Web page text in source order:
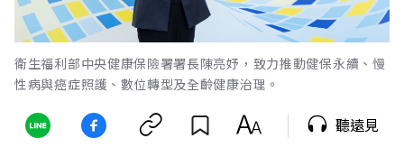
衛生福利部中央健康保險署署長陳亮妤，致力推動健保永續、慢
性病與癌症照護、數位轉型及全齡健康治理。
聽遠見